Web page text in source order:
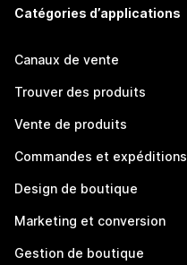
Catégories d’applications
Canaux de vente
Trouver des produits
Vente de produits
Commandes et expéditions
Design de boutique
Marketing et conversion
Gestion de boutique